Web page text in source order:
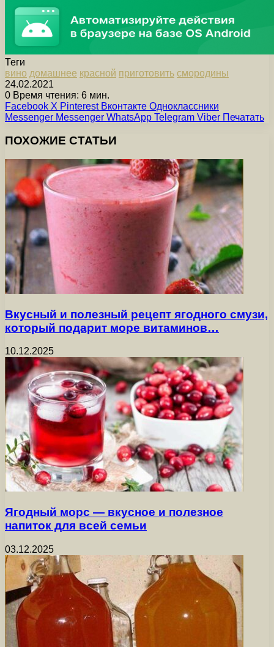
Теги
вино домашнее красной приготовить смородины
24.02.2021
0 Время чтения: 6 мин.
Facebook X Pinterest Вконтакте Одноклассники
Messenger Messenger WhatsApp Telegram Viber Печатать
ПОХОЖИЕ СТАТЬИ
Вкусный и полезный рецепт ягодного смузи,
который подарит море витаминов…
10.12.2025
Ягодный морс — вкусное и полезное
напиток для всей семьи
03.12.2025